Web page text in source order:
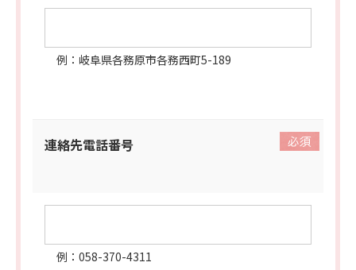
例：岐阜県各務原市各務西町5-189
連絡先電話番号
例：058-370-4311